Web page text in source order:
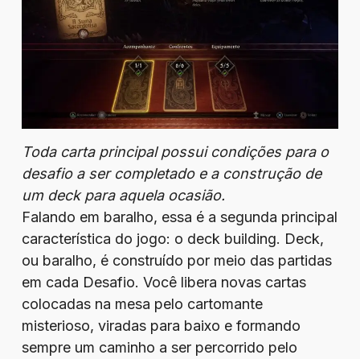
Toda carta principal possui condições para o
desafio a ser completado e a construção de
um deck para aquela ocasião.
Falando em baralho, essa é a segunda principal
característica do jogo: o deck building. Deck,
ou baralho, é construído por meio das partidas
em cada Desafio. Você libera novas cartas
colocadas na mesa pelo cartomante
misterioso, viradas para baixo e formando
sempre um caminho a ser percorrido pelo